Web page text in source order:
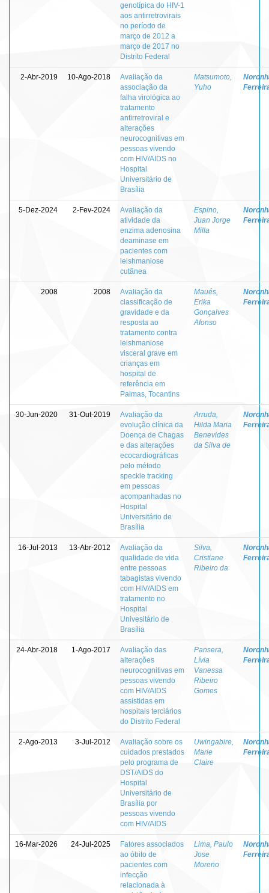
genotípica do HIV-1
aos antirretrovirais
no período de
março de 2012 a
março de 2017 no
Distrito Federal
2-Abr-2019 10-Ago-2018
Avaliação da
associação da
falha virológica ao
tratamento
antirretroviral e
alterações
neurocognitivas em
pessoas vivendo
com HIV/AIDS no
Hospital
Universitário de
Brasília
Matsumoto,
Yuho
5-Dez-2024 2-Fev-2024
Avaliação da
atividade da
enzima adenosina
deaminase em
pacientes com
leishmaniose
cutânea
Espino,
Juan Jorge
Milla
2008 2008
Avaliação da
classificação de
gravidade e da
resposta ao
tratamento contra
leishmaniose
visceral grave em
crianças em
hospital de
referência em
Palmas, Tocantins
Maués,
Erika
Gonçalves
Afonso
30-Jun-2020 31-Out-2019
Avaliação da
evolução clínica da
Doença de Chagas
e das alterações
ecocardiográficas
pelo método
speckle tracking
em pessoas
acompanhadas no
Hospital
Universitário de
Brasília
Arruda,
Hilda Maria
Benevides
da Silva de
16-Jul-2013 13-Abr-2012
Avaliação da
qualidade de vida
entre pessoas
tabagistas vivendo
com HIV/AIDS em
tratamento no
Hospital
Univesitário de
Brasília
Silva,
Cristiane
Ribeiro da
24-Abr-2018 1-Ago-2017
Avaliação das
alterações
neurocognitivas em
pessoas vivendo
com HIV/AIDS
assistidas em
hospitais terciários
do Distrito Federal
Pansera,
Lívia
Vanessa
Ribeiro
Gomes
2-Ago-2013 3-Jul-2012
Avaliação sobre os
cuidados prestados
pelo programa de
DST/AIDS do
Hospital
Universitário de
Brasília por
pessoas vivendo
com HIV/AIDS
Uwingabire,
Marie
Claire
16-Mar-2026 24-Jul-2025
Fatores associados
ao óbito de
pacientes com
infecção
relacionada à
Lima, Paulo
Jose
Moreno